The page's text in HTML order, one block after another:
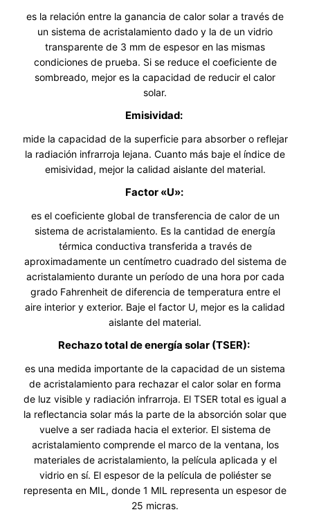
es la relación entre la ganancia de calor solar a través de
un sistema de acristalamiento dado y la de un vidrio
transparente de 3 mm de espesor en las mismas
condiciones de prueba. Si se reduce el coeficiente de
sombreado, mejor es la capacidad de reducir el calor
solar.
Emisividad:
mide la capacidad de la superficie para absorber o reflejar
la radiación infrarroja lejana. Cuanto más baje el índice de
emisividad, mejor la calidad aislante del material.
Factor «U»:
es el coeficiente global de transferencia de calor de un
sistema de acristalamiento. Es la cantidad de energía
térmica conductiva transferida a través de
aproximadamente un centímetro cuadrado del sistema de
acristalamiento durante un período de una hora por cada
grado Fahrenheit de diferencia de temperatura entre el
aire interior y exterior. Baje el factor U, mejor es la calidad
aislante del material.
Rechazo total de energía solar (TSER):
es una medida importante de la capacidad de un sistema
de acristalamiento para rechazar el calor solar en forma
de luz visible y radiación infrarroja. El TSER total es igual a
la reflectancia solar más la parte de la absorción solar que
vuelve a ser radiada hacia el exterior. El sistema de
acristalamiento comprende el marco de la ventana, los
materiales de acristalamiento, la película aplicada y el
vidrio en sí. El espesor de la película de poliéster se
representa en MIL, donde 1 MIL representa un espesor de
25 micras.